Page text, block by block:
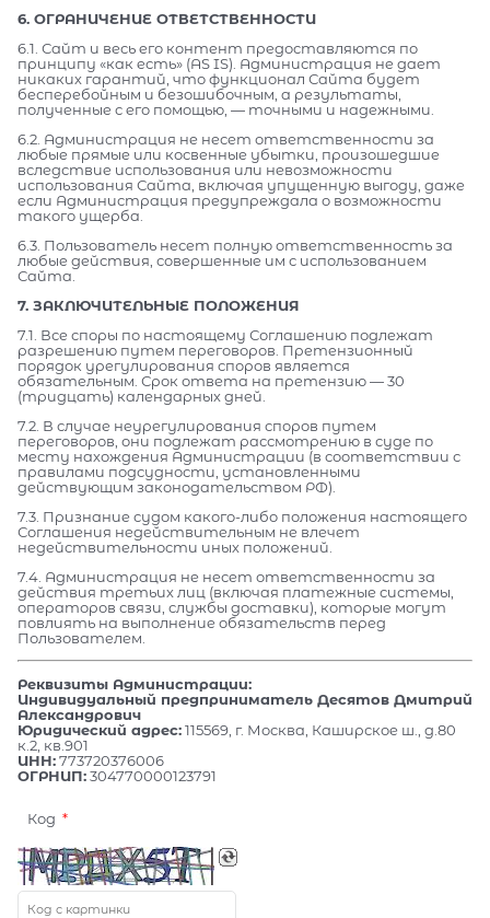
6. ОГРАНИЧЕНИЕ ОТВЕТСТВЕННОСТИ
6.1. Сайт и весь его контент предоставляются по
принципу «как есть» (AS IS). Администрация не дает
никаких гарантий, что функционал Сайта будет
бесперебойным и безошибочным, а результаты,
полученные с его помощью, — точными и надежными.
6.2. Администрация не несет ответственности за
любые прямые или косвенные убытки, произошедшие
вследствие использования или невозможности
использования Сайта, включая упущенную выгоду, даже
если Администрация предупреждала о возможности
такого ущерба.
6.3. Пользователь несет полную ответственность за
любые действия, совершенные им с использованием
Сайта.
7. ЗАКЛЮЧИТЕЛЬНЫЕ ПОЛОЖЕНИЯ
7.1. Все споры по настоящему Соглашению подлежат
разрешению путем переговоров. Претензионный
порядок урегулирования споров является
обязательным. Срок ответа на претензию — 30
(тридцать) календарных дней.
7.2. В случае неурегулирования споров путем
переговоров, они подлежат рассмотрению в суде по
месту нахождения Администрации (в соответствии с
правилами подсудности, установленными
действующим законодательством РФ).
7.3. Признание судом какого-либо положения настоящего
Соглашения недействительным не влечет
недействительности иных положений.
7.4. Администрация не несет ответственности за
действия третьих лиц (включая платежные системы,
операторов связи, службы доставки), которые могут
повлиять на выполнение обязательств перед
Пользователем.
Реквизиты Администрации:
Индивидуальный предприниматель Десятов Дмитрий
Александрович
Юридический адрес:115569, г. Москва, Каширское ш., д.80
к.2, кв.901
ИНН:773720376006
ОГРНИП:304770000123791
Код